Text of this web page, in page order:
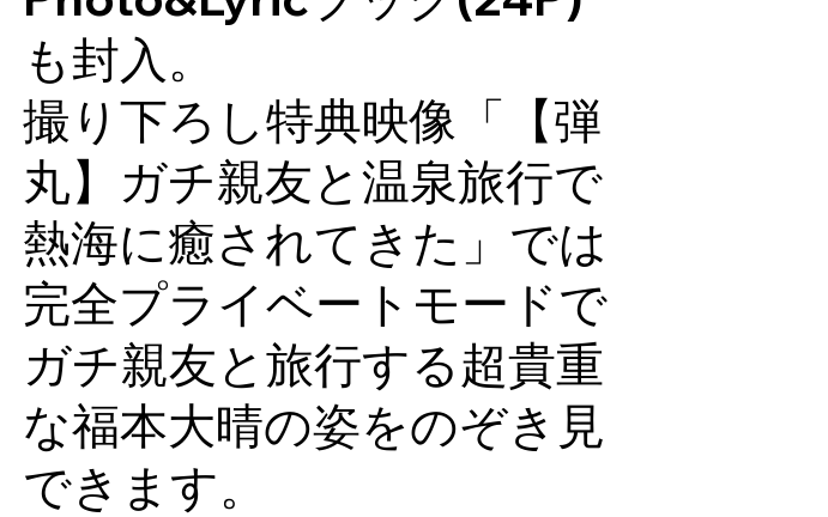
も封入。
撮り下ろし特典映像「【弾
丸】ガチ親友と温泉旅行で
熱海に癒されてきた」では
完全プライベートモードで
ガチ親友と旅行する超貴重
な福本大晴の姿をのぞき見
できます。